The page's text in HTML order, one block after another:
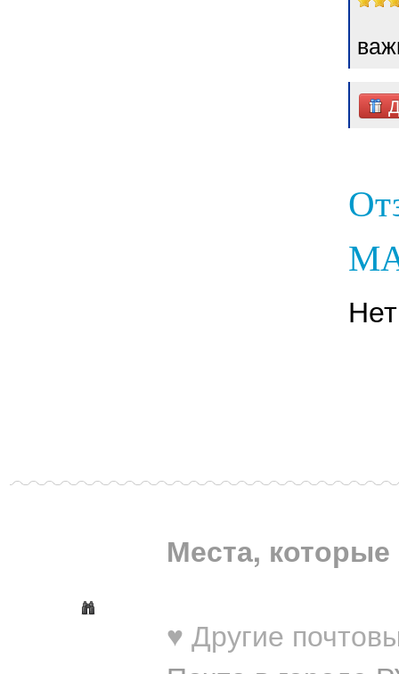
Места, которые
♥ Другие